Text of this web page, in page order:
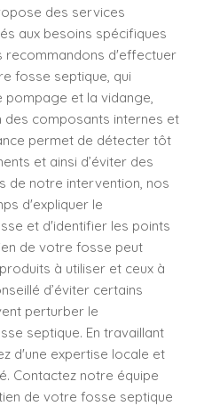
des services
aux besoins spécifiques
recommandons d'effectuer
fosse septique, qui
pompage et la vidange,
des composants internes et
permet de détecter tôt
et ainsi d’éviter des
de notre intervention, nos
d'expliquer le
et d'identifier les points
de votre fosse peut
à utiliser et ceux à
d’éviter certains
perturber le
septique. En travaillant
d'une expertise locale et
Contactez notre équipe
de votre fosse septique